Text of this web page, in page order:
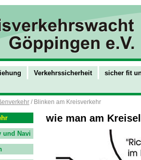
Verkehrssicherheit
sicher fit
/ Blinken am Kreisverkehr
und Navi
wie man am